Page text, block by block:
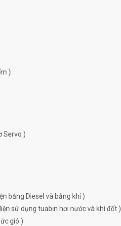
)
Servo )
bằng Diesel và bằng khí )
sử dụng tuabin hơi nước và khí đốt )
gió )